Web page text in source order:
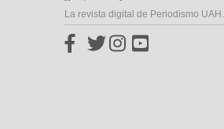
La revista digital de Periodismo UAH.